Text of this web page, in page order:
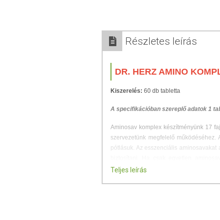
Részletes leírás
DR. HERZ AMINO
Kiszerelés: 60 db tabletta
A specifikációban szereplő adatok 1
Aminosav komplex készítményünk 17
szervezetünk megfelelő
pótlásuk. Az esszenciális
arányosan csökken.
Teljes leírás